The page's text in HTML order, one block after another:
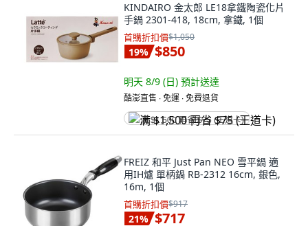
KINDAIRO 金太郎 LE18拿鐵陶瓷化片
手鍋 2301-418, 18cm, 拿鐵, 1個
首購折扣價$1,050
19% $850
明天 8/9 (日) 預計送達
酷澎直售 ∙ 免運 ∙ 免費退貨
满 $1,500 再省 $75 (王道卡)
FREIZ 和平 Just Pan NEO 雪平鍋 適
用IH爐 單柄鍋 RB-2312 16cm, 銀色,
16m, 1個
首購折扣價$917
21% $717